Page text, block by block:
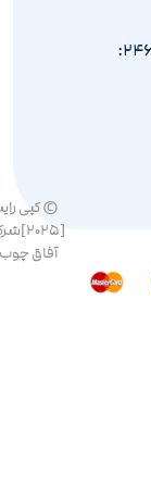
© کپی
آفاق